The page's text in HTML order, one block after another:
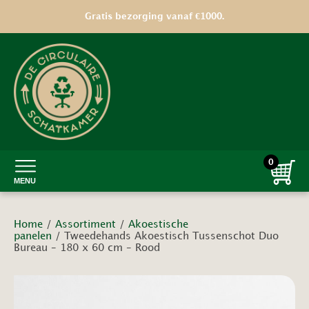
Gratis bezorging vanaf €1000.
MENU
0
Home / Assortiment / Akoestische
panelen / Tweedehands Akoestisch Tussenschot Duo
Bureau – 180 x 60 cm – Rood